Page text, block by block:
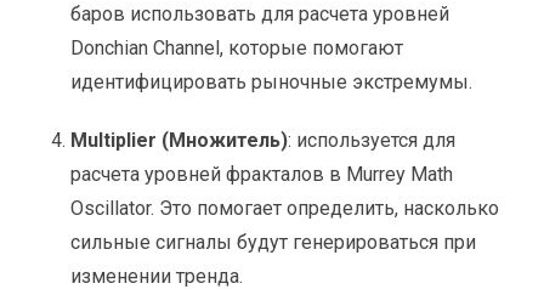
баров использовать для расчета уровней
Donchian Channel, которые помогают
идентифицировать рыночные экстремумы.
Multiplier (Множитель): используется для
расчета уровней фракталов в Murrey Math
Oscillator. Это помогает определить, насколько
сильные сигналы будут генерироваться при
изменении тренда.